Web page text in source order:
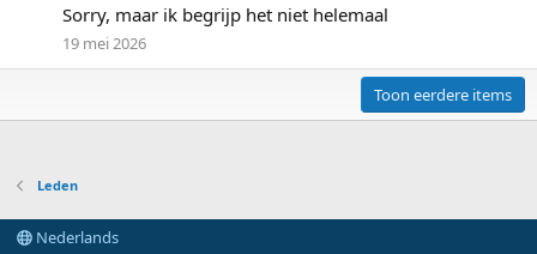
Sorry, maar ik begrijp het niet helemaal
19 mei 2026
Toon eerdere items
Leden
Nederlands